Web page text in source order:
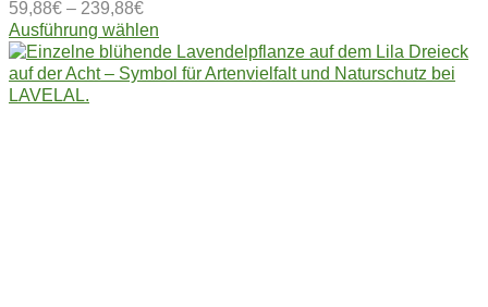
59,88€ – 239,88€
Ausführung wählen
Produkt
weist